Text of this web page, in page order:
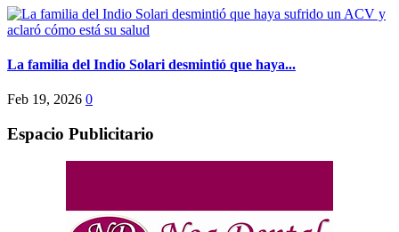
La familia del Indio Solari desmintió que haya...
Feb 19, 2026 0
Espacio Publicitario